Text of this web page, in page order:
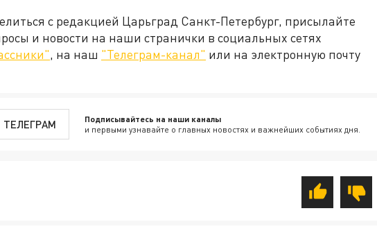
с редакцией Царьград Санкт-Петербург, присылайте
и новости на наши странички в социальных сетях
, на наш "Телеграм-канал" или на электронную почту
ТЕЛЕГРАМ Подписывайтесь на наши каналы
и первыми узнавайте о главных новостях и важнейших событиях дня.